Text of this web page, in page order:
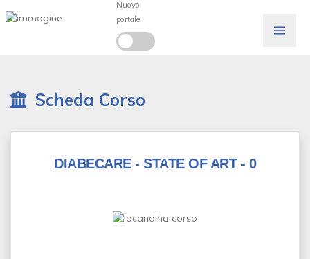
Scheda Corso
DIABECARE - STATE OF ART - 0